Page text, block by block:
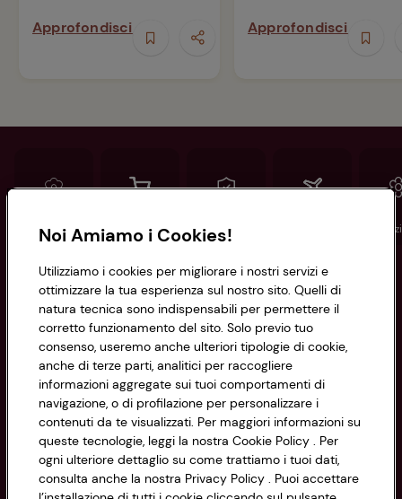
Approfondisci Approfondisci
Conad Spesa online Assicurazioni
Informazioni
Privacy Policy
Cookie Policy
Impostazioni Cookie
Accessibilità
CONAD SOCIETÀ COOPERATIVA
Via Michelino, 59 | 40127 BOLOGNA
Codice Fiscale e Registro Imprese
di Bologna 00865960157
PARTITA IVA 03320960374
Noi Amiamo i Cookies!
Utilizziamo i cookies per migliorare i nostri servizi e
ottimizzare la tua esperienza sul nostro sito. Quelli di
natura tecnica sono indispensabili per permettere il
corretto funzionamento del sito. Solo previo tuo
consenso, useremo anche ulteriori tipologie di cookie,
anche di terze parti, analitici per raccogliere
informazioni aggregate sui tuoi comportamenti di
navigazione, o di profilazione per personalizzare i
contenuti da te visualizzati. Per maggiori informazioni su
queste tecnologie, leggi la nostra Cookie Policy . Per
ogni ulteriore dettaglio su come trattiamo i tuoi dati,
consulta anche la nostra Privacy Policy . Puoi accettare